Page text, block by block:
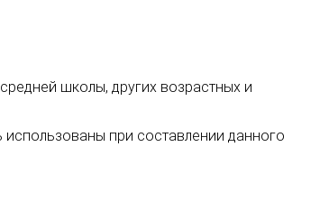
школы, других возрастных и
при составлении данного